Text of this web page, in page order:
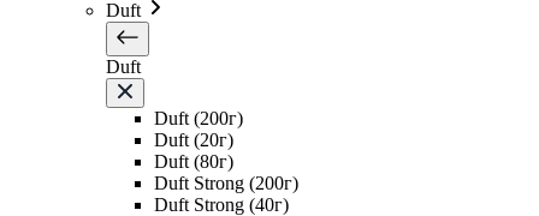
Duft
Duft
Duft (200г)
Duft (20г)
Duft (80г)
Duft Strong (200г)
Duft Strong (40г)